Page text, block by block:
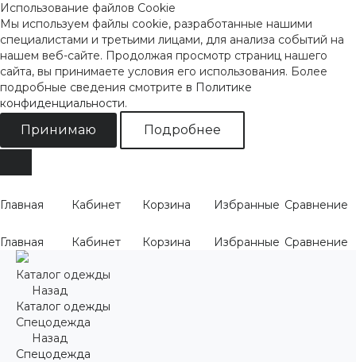
Использование файлов Cookie
Мы используем файлы cookie, разработанные нашими
специалистами и третьими лицами, для анализа событий на
нашем веб-сайте. Продолжая просмотр страниц нашего
сайта, вы принимаете условия его использования. Более
подробные сведения смотрите в Политике
конфиденциальности.
Принимаю Подробнее
Главная Кабинет Корзина Избранные Сравнение
Главная Кабинет Корзина Избранные Сравнение
Каталог одежды
Назад
Каталог одежды
Спецодежда
Назад
Спецодежда